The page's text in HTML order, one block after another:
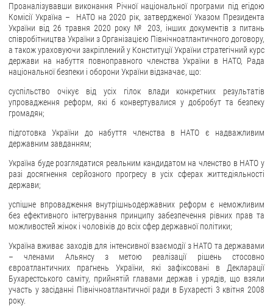
Проаналізувавши виконання Річної національної програми під егідою
Комісії Україна – НАТО на 2020 рік, затвердженої Указом Президента
України від 26 травня 2020 року № 203, інших документів з питань
співробітництва України з Організацією Північноатлантичного договору,
а також ураховуючи закріплений у Конституції України стратегічний курс
держави на набуття повноправного членства України в НАТО, Рада
національної безпеки і оборони України відзначає, що:
суспільство очікує від усіх гілок влади конкретних результатів
упровадження реформ, які б конвертувалися у добробут та безпеку
громадян;
підготовка України до набуття членства в НАТО є надважливим
державним завданням;
Україна буде розглядатися реальним кандидатом на членство в НАТО у
разі досягнення серйозного прогресу в усіх сферах життєдіяльності
держави;
успішне впровадження внутрішньодержавних реформ є неможливим
без ефективного інтегрування принципу забезпечення рівних прав та
можливостей жінок і чоловіків до всіх сфер державної політики;
Україна вживає заходів для інтенсивної взаємодії з НАТО та державами
– членами Альянсу з метою реалізації рішень стосовно
євроатлантичних прагнень України, які зафіксовані в Декларації
Бухарестського саміту, прийнятій главами держав і урядів, що взяли
участь у засіданні Північноатлантичної ради в Бухаресті 3 квітня 2008
року.